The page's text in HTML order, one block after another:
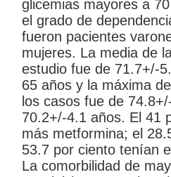
glicemias mayores a
el grado de
fueron pacientes
mujeres. La media de
estudio fue de 71.7+/-
65 años y la máxima
los casos fue de
70.2+/-4.1 años. El 41
más metformina; el
53.7 por ciento tenían
La comorbilidad de